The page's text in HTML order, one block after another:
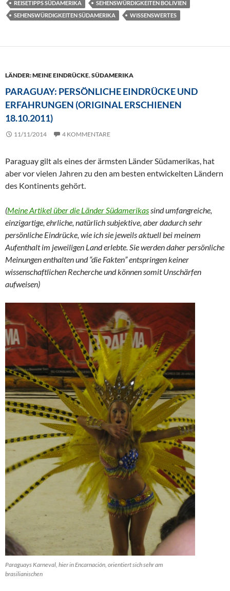
REISETIPPS SÜDAMERIKA
SEHENSWÜRDIGKEITEN BOLIVIEN
SEHENSWÜRDIGKEITEN SÜDAMERIKA
WISSENSWERTES
LÄNDER: MEINE EINDRÜCKE,SÜDAMERIKA
PARAGUAY: PERSÖNLICHE EINDRÜCKE UND
ERFAHRUNGEN (ORIGINAL ERSCHIENEN
18.10.2011)
11/11/2014 4 KOMMENTARE
Paraguay gilt als eines der ärmsten Länder Südamerikas, hat
aber vor vielen Jahren zu den am besten entwickelten Ländern
des Kontinents gehört.
(Meine Artikel über die Länder Südamerikas sind umfangreiche,
einzigartige, ehrliche, natürlich subjektive, aber dadurch sehr
persönliche Eindrücke, wie ich sie jeweils aktuell bei meinem
Aufenthalt im jeweiligen Land erlebte. Sie werden daher persönliche
Meinungen enthalten und “die Fakten” entspringen keiner
wissenschaftlichen Recherche und können somit Unschärfen
aufweisen)
Paraguays Karneval, hier in Encarnación, orientiert sich sehr am
brasilianischen